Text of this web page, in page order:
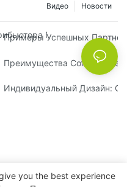
Новости
Видео
Пляжных Зонтов
Примеры Успешных
Шезлонгов
Преимущества
Фабрики По
Индивидуальный Дизайн:
you the best experience